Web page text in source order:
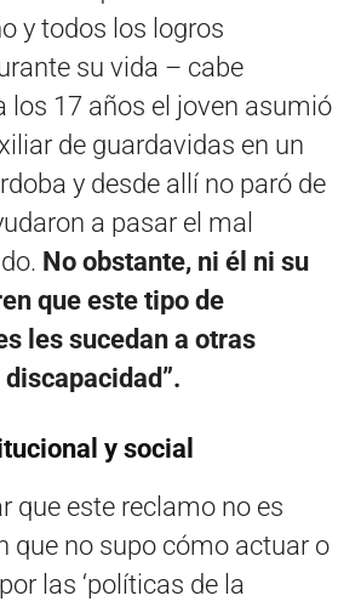
y todos los logros
su vida – cabe
los 17 años el joven asumió
de guardavidas en un
y desde allí no paró de
a pasar el mal
No obstante, ni él ni su
que este tipo de
les sucedan a otras
y social
que este reclamo no es
que no supo cómo actuar o
las ‘políticas de la